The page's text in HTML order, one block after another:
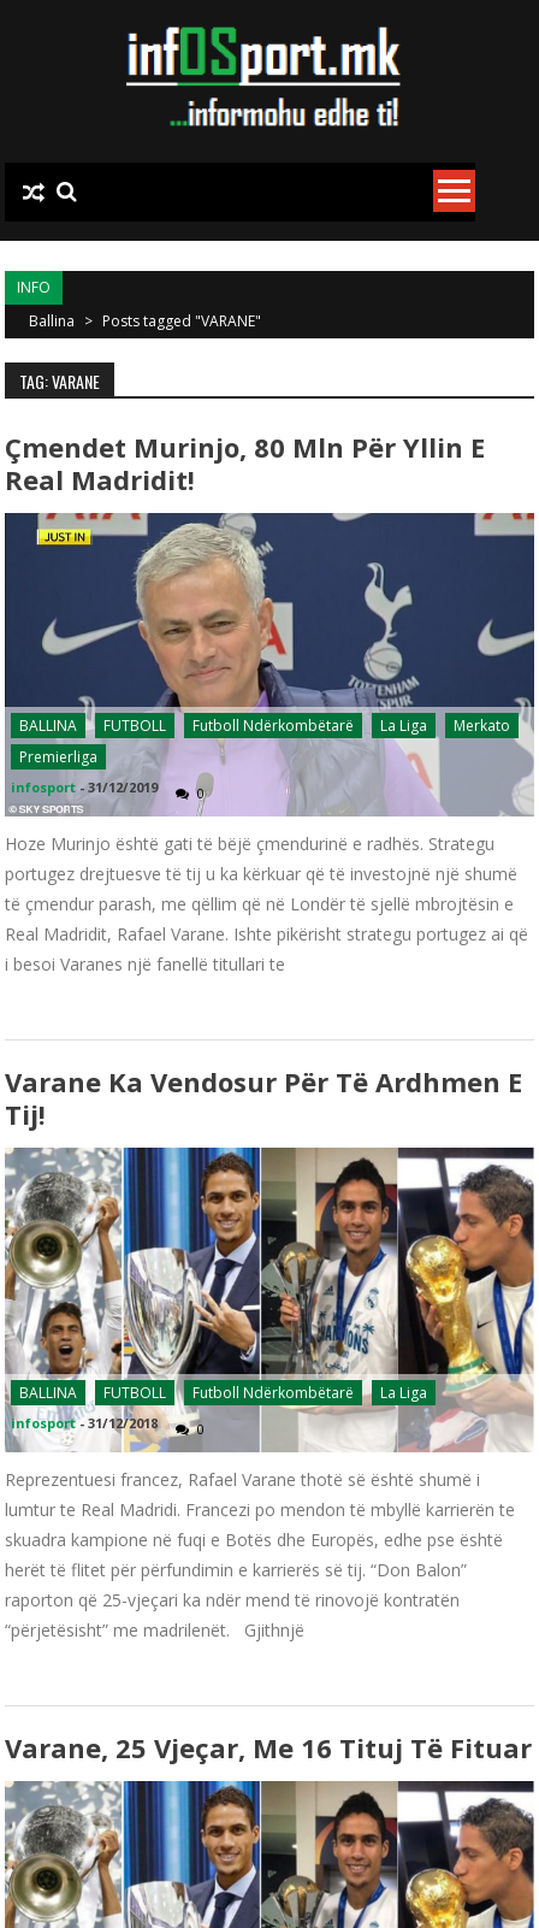
INFO
Ballina > Posts tagged "VARANE"
TAG: VARANE
Çmendet Murinjo, 80 Mln Për Yllin E
Real Madridit!
BALLINA FUTBOLL Futboll Ndërkombëtarë La Liga
Merkato
Premierliga
infosport -31/12/2019 0
Hoze Murinjo është gati të bëjë çmendurinë e radhës. Strategu
portugez drejtuesve të tij u ka kërkuar që të investojnë një shumë
të çmendur parash, me qëllim që në Londër të sjellë mbrojtësin e
Real Madridit, Rafael Varane. Ishte pikërisht strategu portugez ai që
i besoi Varanes një fanellë titullari te
Varane Ka Vendosur Për Të Ardhmen E
Tij!
BALLINA FUTBOLL Futboll Ndërkombëtarë La Liga
infosport -31/12/2018 0
Reprezentuesi francez, Rafael Varane thotë së është shumë i
lumtur te Real Madridi. Francezi po mendon të mbyllë karrierën te
skuadra kampione në fuqi e Botës dhe Europës, edhe pse është
herët të flitet për përfundimin e karrierës së tij. “Don Balon”
raporton që 25-vjeçari ka ndër mend të rinovojë kontratën
“përjetësisht” me madrilenët. Gjithnjë
Varane, 25 Vjeçar, Me 16 Tituj Të Fituar